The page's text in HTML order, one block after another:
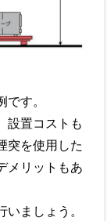
す。
設置コストも
突を使用した
メリットもあ
ましょう。